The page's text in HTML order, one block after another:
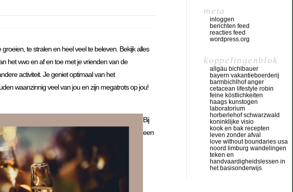
te stralen en heel veel te beleven. Bekijk alles
het vwo en af en toe met je vrienden van de
activiteit. Je geniet optimaal van het
waanzinnig veel van jou en zijn megatrots op jou!
Bij
een
meta
inloggen
berichten feed
reacties feed
wordpress.org
koppelingenblok
allgäu bichlbauer
bayern vakantieboerderij
barmbichlhof anger
cetacean lifestyle robin
feine köstlichkeiten
haags kunstogen
laboratorium
horberlehof schwarzwald
koninklijke visio
kook en bak recepten
leven zonder afval
love without boundaries usa
noord limburg wandelingen
teken en
handvaardigheidslessen in
het basisonderwijs